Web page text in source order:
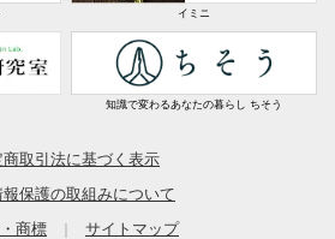
イミニ
知識で変わるあなたの暮らし ちそう
商取引法に基づく表示
保護の取組みについて
商標
サイトマップ